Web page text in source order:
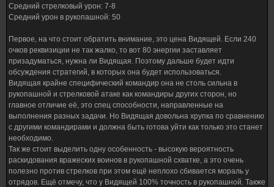
Средний стрелковый урон: 7-8
Средний урон в рукопашной: 50
Первое, на что стоит обратить внимание, это цена Видящей. Если 240
очков реквизиции не так жалко, то вот 80 энергии заставляет
призадуматься, нужна ли Видящая. Поэтому дальше будет идти
обсуждения стратегий, в которых она будет использоваться.
Видящая крайне специфический командир она не столь сильна в
рукопашной и стрелковой атаке как командиры других сторон, но
главное отличие её, это спец способности, направленные на
выполнения разных задачи. Но Видящая довольна хрупка по сравнению
с другими командирами и должна быть готова уйти как только это станет
необходимо.
Так же стоит выделить одну особенность - высокую вероятность
раскидования вражеских воинов в рукопашной схватке, а это очень
полезно против стрелков при этом ещё неплохо сбивается мораль у
отрядов. Ещё отмечу, что у Видящей 100% точность в рукопашной. Также